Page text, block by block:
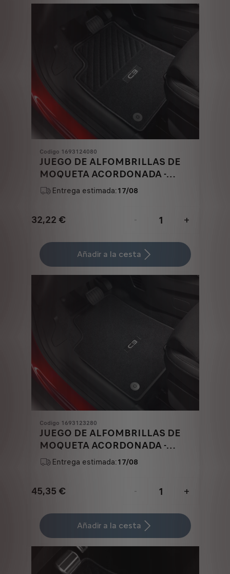
Codigo 1693124080
JUEGO DE ALFOMBRILLAS DE
MOQUETA ACORDONADA -
DELANTERO
Entrega estimada:17/08
32,22 €
Price
32,22
€
-
+
Quantity
updated
1
Añadir a la cesta
Codigo 1693123280
JUEGO DE ALFOMBRILLAS DE
MOQUETA ACORDONADA -
DELANTERAS Y TRASERAS
Entrega estimada:17/08
45,35 €
Price
45,35
€
-
+
Quantity
updated
1
Añadir a la cesta